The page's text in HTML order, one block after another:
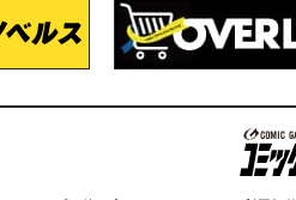
コミ